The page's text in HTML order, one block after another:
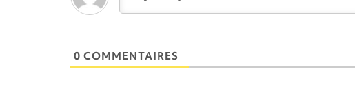
0 COMMENTAIRES